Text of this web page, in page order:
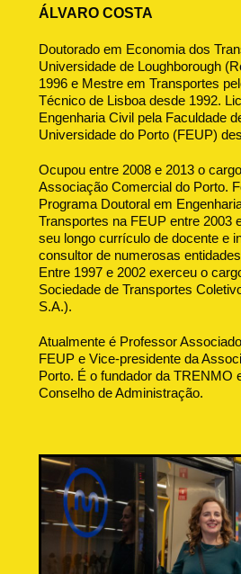
ÁLVARO COSTA
Doutorado em Economia dos
Universidade de Loughborough
1996 e Mestre em Transportes
Técnico de Lisboa desde 1992.
Engenharia Civil pela Faculdade
Universidade do Porto (FEUP)
Ocupou entre 2008 e 2013 o
Associação Comercial do Porto.
Programa Doutoral em
Transportes na FEUP entre 2003
seu longo currículo de docente e
consultor de numerosas
Entre 1997 e 2002 exerceu o
Sociedade de Transportes
S.A.).
Atualmente é Professor
FEUP e Vice-presidente da
Porto. É o fundador da TRENMO
Conselho de Administração.